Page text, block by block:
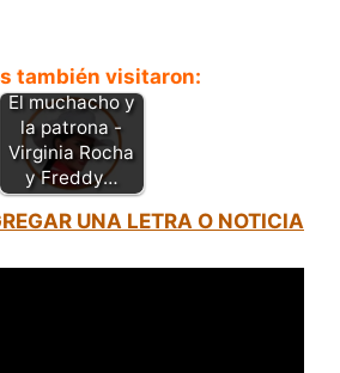
también visitaron:
El muchacho y
la patrona -
Virginia Rocha
y Freddy…
UNA LETRA O NOTICIA